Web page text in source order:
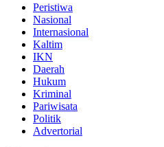
Peristiwa
Nasional
Internasional
Kaltim
IKN
Daerah
Hukum
Kriminal
Pariwisata
Politik
Advertorial